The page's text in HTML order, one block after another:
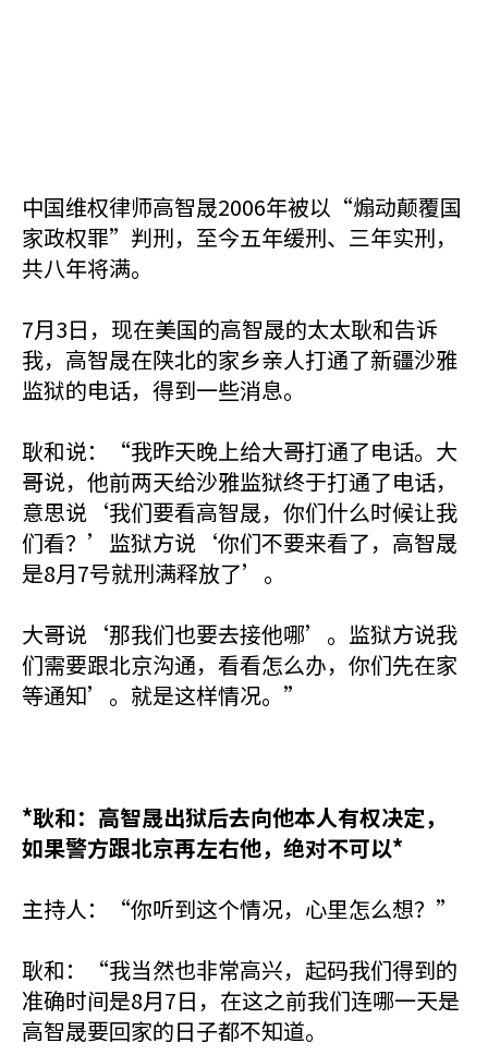
中国维权律师高智晟2006年被以“煽动颠覆国
家政权罪”判刑，至今五年缓刑、三年实刑，
共八年将满。
7月3日，现在美国的高智晟的太太耿和告诉
我，高智晟在陕北的家乡亲人打通了新疆沙雅
监狱的电话，得到一些消息。
耿和说：“我昨天晚上给大哥打通了电话。大
哥说，他前两天给沙雅监狱终于打通了电话，
意思说‘我们要看高智晟，你们什么时候让我
们看？’监狱方说‘你们不要来看了，高智晟
是8月7号就刑满释放了’。
大哥说‘那我们也要去接他哪’。监狱方说我
们需要跟北京沟通，看看怎么办，你们先在家
等通知’。就是这样情况。”
*耿和：高智晟出狱后去向他本人有权决定，
如果警方跟北京再左右他，绝对不可以*
主持人：“你听到这个情况，心里怎么想？”
耿和：“我当然也非常高兴，起码我们得到的
准确时间是8月7日，在这之前我们连哪一天是
高智晟要回家的日子都不知道。